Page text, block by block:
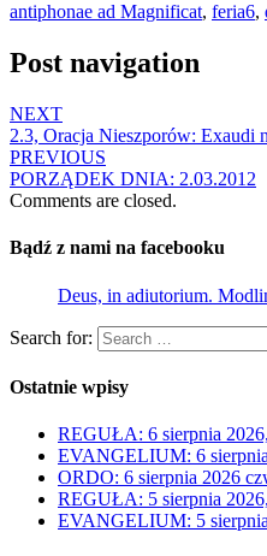
antiphonae ad Magnificat, feria6,
Post navigation
NEXT
2.3, Oracja Nieszporów: Exaudi
PREVIOUS
PORZĄDEK DNIA: 2.03.2012
Comments are closed.
Bądź z nami na facebooku
Deus, in adiutorium.
Search for:
Ostatnie wpisy
REGUŁA: 6 sierpnia
EVANGELIUM: 6
ORDO: 6 sierpnia 2026
REGUŁA: 5 sierpnia
EVANGELIUM: 5